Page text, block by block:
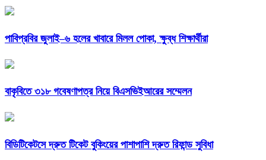
পাবিপ্রবির জুলাই–৬ হলের খাবারে মিলল পোকা, ক্ষুব্ধ শিক্ষার্থীরা
বাকৃবিতে ৩১৮ গবেষণাপত্র নিয়ে বিএসভিইআরের সম্মেলন
বিডিটিকেটসে দ্রুত টিকেট বুকিংয়ের পাশাপাশি দ্রুত রিফান্ড সুবিধা